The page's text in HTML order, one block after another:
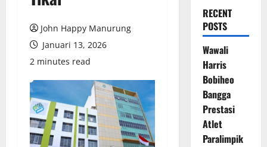
John Happy Manurung
Januari 13, 2026
2 minutes read
RECENT
POSTS
Wawali
Harris
Bobiheo
Bangga
Prestasi
Atlet
Paralimpik